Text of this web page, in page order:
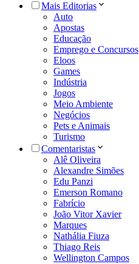
Mais Editorias
Auto
Apostas
Educação
Emprego e Concursos
Eloos
Games
Indústria
Jogos
Meio Ambiente
Negócios
Pets e Animais
Turismo
Comentaristas
Alê Oliveira
Alexandre Simões
Edu Panzi
Emerson Romano
Fabrício
João Vitor Xavier
Marques
Nathália Fiuza
Thiago Reis
Wellington Campos